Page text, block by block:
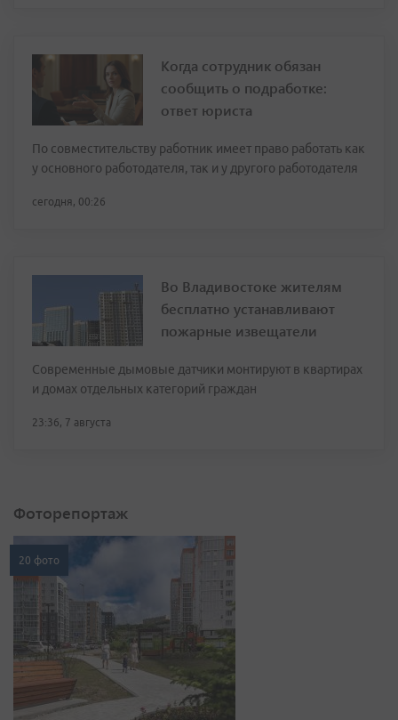
Когда сотрудник обязан
сообщить о подработке:
ответ юриста
По совместительству работник имеет право работать как
у основного работодателя, так и у другого работодателя
сегодня, 00:26
Во Владивостоке жителям
бесплатно устанавливают
пожарные извещатели
Современные дымовые датчики монтируют в квартирах
и домах отдельных категорий граждан
23:36, 7 августа
Фоторепортаж
20 фото